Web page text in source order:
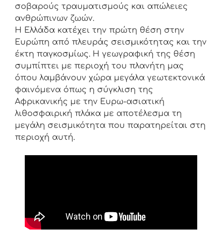
σοβαρούς τραυματισμούς και απώλειες
ανθρώπινων ζωών.
Η Ελλάδα κατέχει την πρώτη θέση στην
Ευρώπη από πλευράς σεισµικότητας και την
έκτη παγκοσµίως. Η γεωγραφική της θέση
συμπίπτει με περιοχή του πλανήτη μας
όπου λαμβάνουν χώρα μεγάλα γεωτεκτονικά
φαινόμενα όπως η σύγκλιση της
Αφρικανικής με την Ευρω-ασιατική
λιθοσφαιρική πλάκα με αποτέλεσμα τη
μεγάλη σεισμικότητα που παρατηρείται στη
περιοχή αυτή.